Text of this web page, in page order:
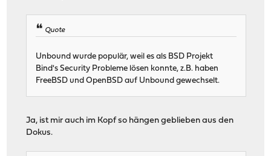
Quote
Unbound wurde populär, weil es als BSD Projekt
Bind's Security Probleme lösen konnte, z.B. haben
FreeBSD und OpenBSD auf Unbound gewechselt.
Ja, ist mir auch im Kopf so hängen geblieben aus den
Dokus.